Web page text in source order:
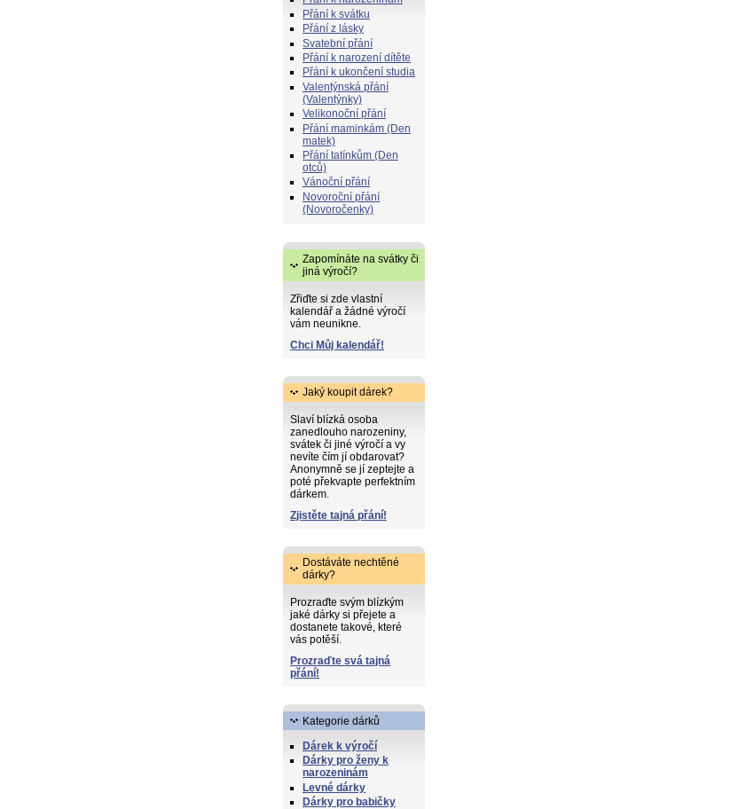
Přání k svátku
Přání z lásky
Svatební přání
Přání k narození dítěte
Přání k ukončení studia
Valentýnská přání
(Valentýnky)
Velikonoční přání
Přání maminkám (Den
matek)
Přání tatínkům (Den
otců)
Vánoční přání
Novoroční přání
(Novoročenky)
Zapomínáte na svátky či
jiná výročí?
Zřiďte si zde vlastní
kalendář a žádné výročí
vám neunikne.
Chci Můj kalendář!
Jaký koupit dárek?
Slaví blízká osoba
zanedlouho narozeniny,
svátek či jiné výročí a vy
nevíte čím jí obdarovat?
Anonymně se jí zeptejte a
poté překvapte perfektním
dárkem.
Zjistěte tajná přání!
Dostáváte nechtěné
dárky?
Prozraďte svým blízkým
jaké dárky si přejete a
dostanete takové, které
vás potěší.
Prozraďte svá tajná
přání!
Kategorie dárků
Dárek k výročí
Dárky pro ženy k
narozeninám
Levné dárky
Dárky pro babičky